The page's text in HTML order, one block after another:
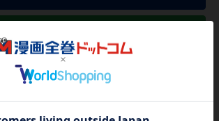
タダ読み
欲しいリストに追加する